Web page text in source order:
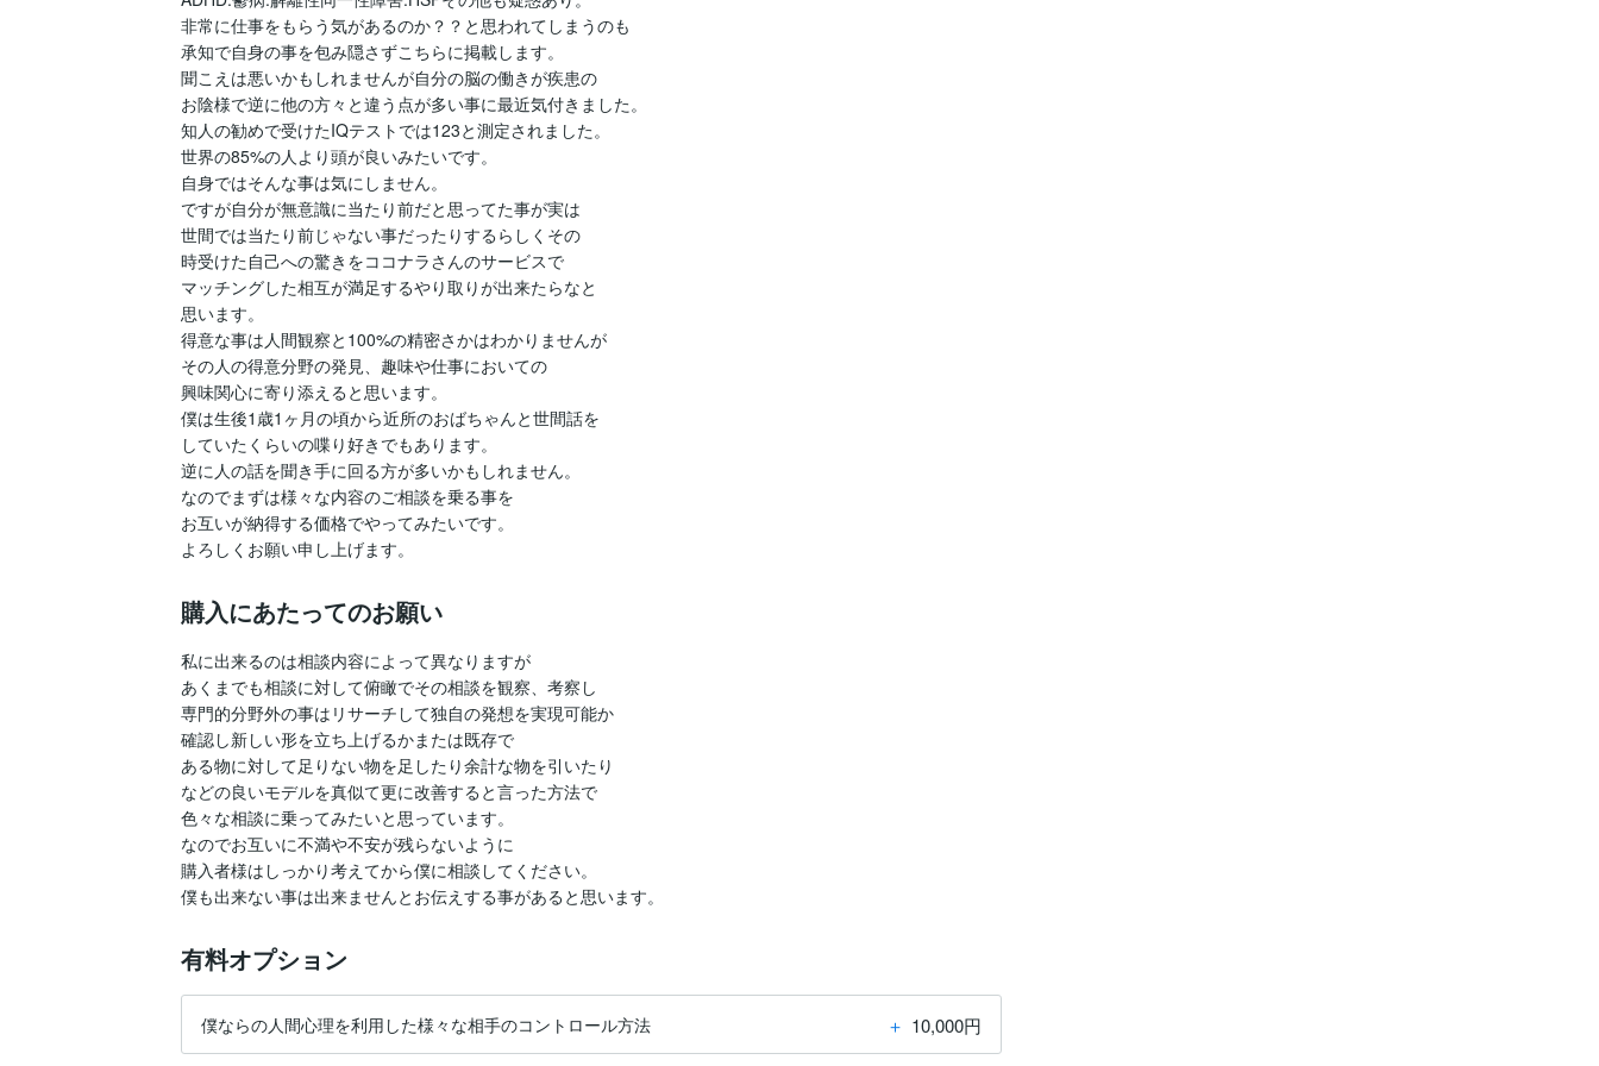
非常に仕事をもらう気があるのか？？と思われてしまうのも
承知で自身の事を包み隠さずこちらに掲載します。
聞こえは悪いかもしれませんが自分の脳の働きが疾患の
お陰様で逆に他の方々と違う点が多い事に最近気付きました。
知人の勧めで受けたIQテストでは123と測定されました。
世界の85%の人より頭が良いみたいです。
自身ではそんな事は気にしません。
ですが自分が無意識に当たり前だと思ってた事が実は
世間では当たり前じゃない事だったりするらしくその
時受けた自己への驚きをココナラさんのサービスで
マッチングした相互が満足するやり取りが出来たらなと
思います。
得意な事は人間観察と100%の精密さかはわかりませんが
その人の得意分野の発見、趣味や仕事においての
興味関心に寄り添えると思います。
僕は生後1歳1ヶ月の頃から近所のおばちゃんと世間話を
していたくらいの喋り好きでもあります。
逆に人の話を聞き手に回る方が多いかもしれません。
なのでまずは様々な内容のご相談を乗る事を
お互いが納得する価格でやってみたいです。
よろしくお願い申し上げます。
購入にあたってのお願い
私に出来るのは相談内容によって異なりますが
あくまでも相談に対して俯瞰でその相談を観察、考察し
専門的分野外の事はリサーチして独自の発想を実現可能か
確認し新しい形を立ち上げるかまたは既存で
ある物に対して足りない物を足したり余計な物を引いたり
などの良いモデルを真似て更に改善すると言った方法で
色々な相談に乗ってみたいと思っています。
なのでお互いに不満や不安が残らないように
購入者様はしっかり考えてから僕に相談してください。
僕も出来ない事は出来ませんとお伝えする事があると思います。
有料オプション
僕ならの人間心理を利用した様々な相手のコントロール方法 ＋ 10,000円